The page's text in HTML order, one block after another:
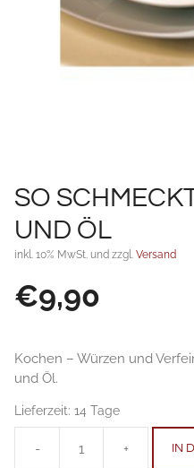
SO
UND ÖL
inkl. 10% MwSt. und zzgl. Versand
€9,90
Kochen – Würzen und
und Öl.
Lieferzeit: 14 Tage
- + IN